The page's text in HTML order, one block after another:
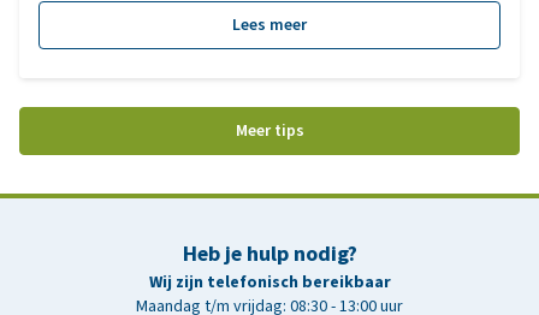
viervoeter chocolade kan binnenkrijgen. Wat veel mensen echter
niet weten, is dat de voor de hond schadelijke stof theobromine
aantocht jouw tuin lenteklaar gaat maken.
Lees meer
Meer tips
Heb je hulp nodig?
Wij zijn telefonisch bereikbaar
Maandag t/m vrijdag: 08:30 - 13:00 uur